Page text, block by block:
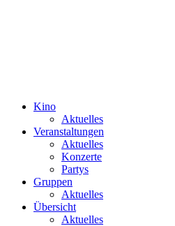
Kino
Aktuelles
Veranstaltungen
Aktuelles
Konzerte
Partys
Gruppen
Aktuelles
Übersicht
Aktuelles